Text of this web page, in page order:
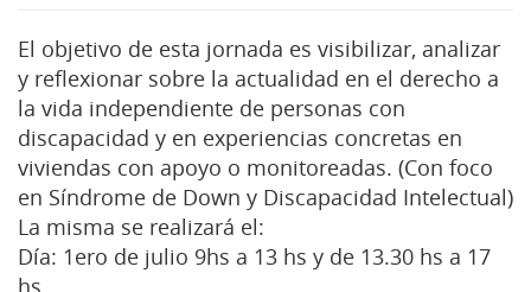
El objetivo de esta jornada es visibilizar, analizar
y reflexionar sobre la actualidad en el derecho a
la vida independiente de personas con
discapacidad y en experiencias concretas en
viviendas con apoyo o monitoreadas. (Con foco
en Síndrome de Down y Discapacidad Intelectual)
La misma se realizará el:
Día: 1ero de julio 9hs a 13 hs y de 13.30 hs a 17
hs